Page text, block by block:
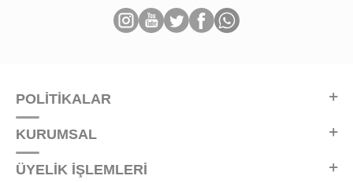
POLİTİKALAR
KURUMSAL
ÜYELİK İŞLEMLERİ